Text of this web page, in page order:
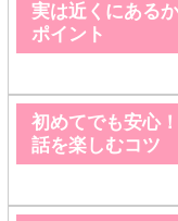
実は近くにある
ポイント
初めてでも安心
話を楽しむコツ